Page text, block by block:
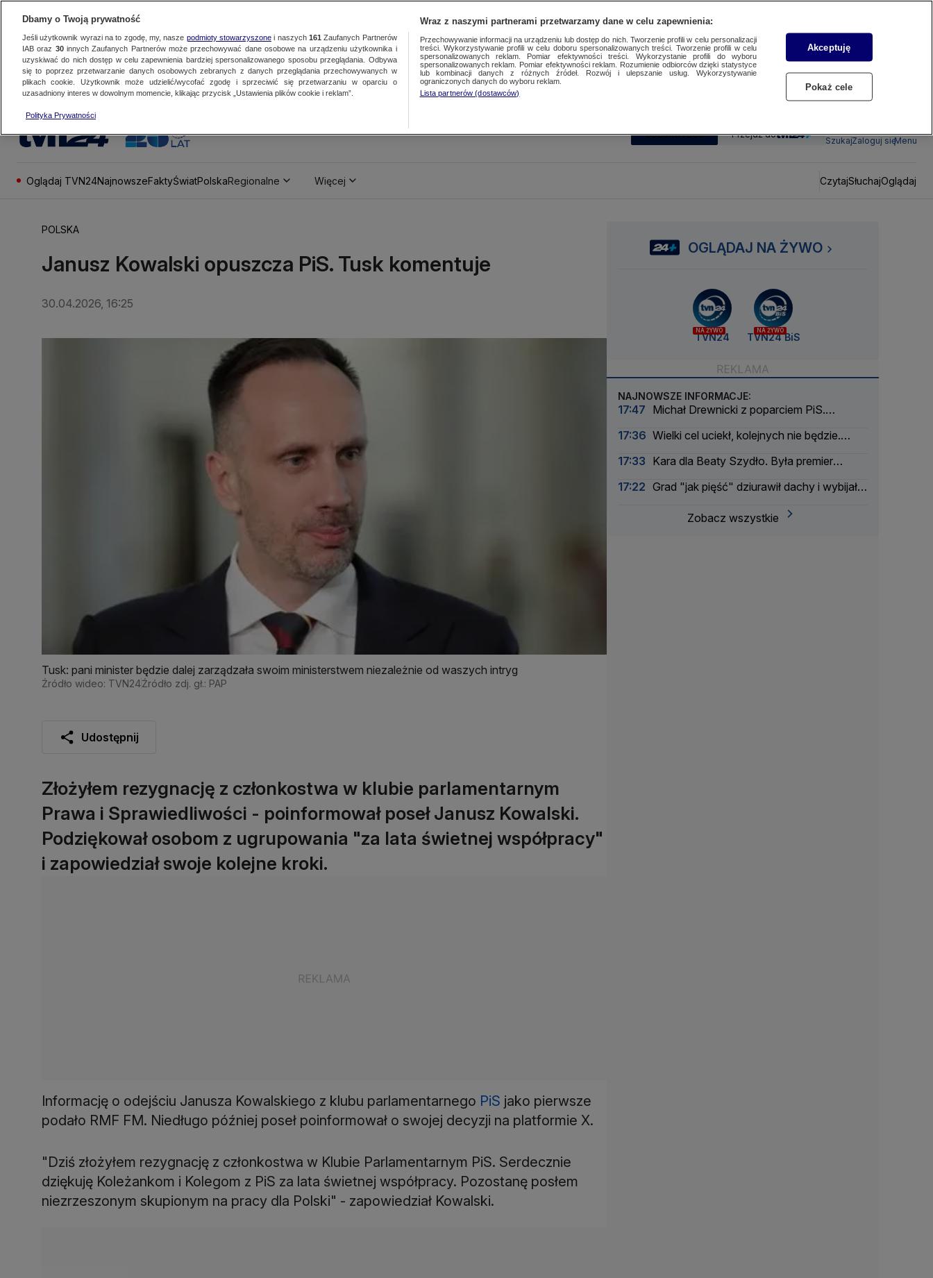
SUBSKRYBUJ Przejdź do
SzukajZaloguj sięMenu
Oglądaj TVN24NajnowszeFaktyŚwiatPolskaRegionalne Więcej CzytajSłuchajOglądaj
POLSKA
Janusz Kowalski opuszcza PiS. Tusk komentuje
30.04.2026, 16:25
Tusk: pani minister będzie dalej zarządzała swoim ministerstwem niezależnie od waszych intryg
Źródło wideo: TVN24Źródło zdj. gł.: PAP
Udostępnij
Złożyłem rezygnację z członkostwa w klubie parlamentarnym
Prawa i Sprawiedliwości - poinformował poseł Janusz Kowalski.
Podziękował osobom z ugrupowania "za lata świetnej współpracy"
i zapowiedział swoje kolejne kroki.
Informację o odejściu Janusza Kowalskiego z klubu parlamentarnego PiS jako pierwsze
podało RMF FM. Niedługo później poseł poinformował o swojej decyzji na platformie X.
"Dziś złożyłem rezygnację z członkostwa w Klubie Parlamentarnym PiS. Serdecznie
dziękuję Koleżankom i Kolegom z PiS za lata świetnej współpracy. Pozostanę posłem
niezrzeszonym skupionym na pracy dla Polski" - zapowiedział Kowalski.
OGLĄDAJ NA ŻYWO
NA ŻYWO
TVN24
NA ŻYWO
TVN24 BiS
NAJNOWSZE INFORMACJE:
17:47 Michał Drewnicki z poparciem PiS.
17:36 Wielki cel uciekł, kolejnych nie będzie.
17:33 Kara dla Beaty Szydło. Była premier
17:22 Grad "jak pięść" dziurawił dachy i wybijał
Zobacz wszystkie
Dbamy o Twoją prywatność
Jeśli użytkownik wyrazi na to zgodę, my, nasze podmioty stowarzyszonei naszych 161 Zaufanych Partnerów
IAB oraz 30innych Zaufanych Partnerów może przechowywać dane osobowe na urządzeniu użytkownika i
uzyskiwać do nich dostęp w celu zapewnienia bardziej spersonalizowanego sposobu przeglądania. Odbywa
się to poprzez przetwarzanie danych osobowych zebranych z danych przeglądania przechowywanych w
plikach cookie. Użytkownik może udzielić/wycofać zgodę i sprzeciwić się przetwarzaniu w oparciu o
uzasadniony interes w dowolnym momencie, klikając przycisk „Ustawienia plików cookie i reklam”.
Polityka Prywatności
Wraz z naszymi partnerami przetwarzamy dane w celu zapewnienia:
Przechowywanie informacji na urządzeniu lub dostęp do nich. Tworzenie profili w celu personalizacji
treści. Wykorzystywanie profili w celu doboru spersonalizowanych treści. Tworzenie profili w celu
spersonalizowanych reklam. Pomiar efektywności treści. Wykorzystanie profili do wyboru
spersonalizowanych reklam. Pomiar efektywności reklam. Rozumienie odbiorców dzięki statystyce
lub kombinacji danych z różnych źródeł. Rozwój i ulepszanie usług. Wykorzystywanie
ograniczonych danych do wyboru reklam.
Lista partnerów (dostawców)
Akceptuję
Pokaż cele